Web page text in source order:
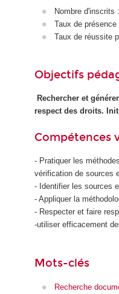
Nombre d'inscrits
Taux de
Taux de réussite
Objectifs
Rechercher et
respect des droits.
Compétences
- Pratiquer les
vérification de sources
- Identifier les sources
- Appliquer la
- Respecter et faire
-utiliser efficacement
Mots-clés
Recherche